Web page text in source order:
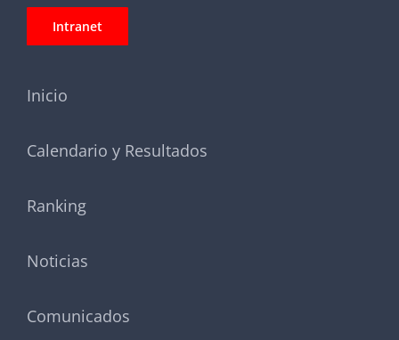
Intranet
Inicio
Calendario y Resultados
Ranking
Noticias
Comunicados